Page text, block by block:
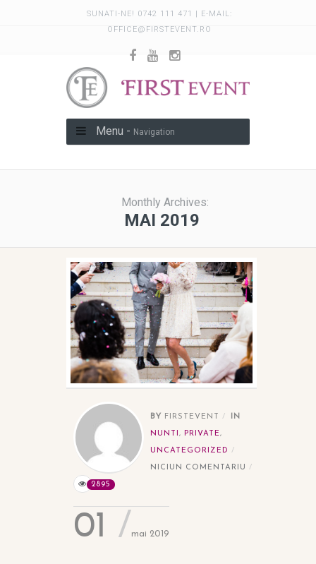
SUNATI-NE! 0742 111 471 | E-MAIL:
OFFICE@FIRSTEVENT.RO
Menu - Navigation
Monthly Archives:
MAI 2019
BY FIRSTEVENT IN
NUNTI , PRIVATE,
UNCATEGORIZED
NICIUN COMENTARIU
2895
01 mai 2019